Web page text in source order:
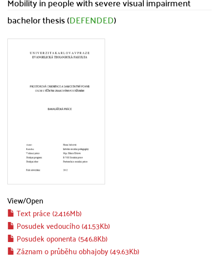
bachelor thesis (DEFENDED)
View/Open
Text práce (2.416Mb)
Posudek vedoucího (41.53Kb)
Posudek oponenta (546.8Kb)
Záznam o průběhu obhajoby (49.63Kb)